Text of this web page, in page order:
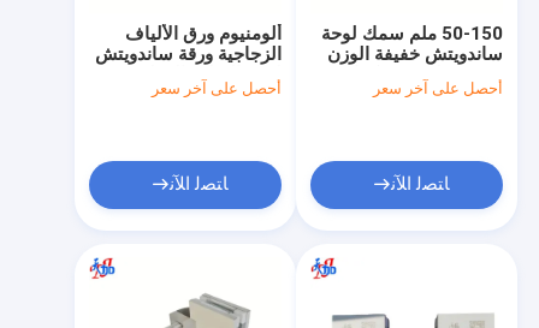
ألومنيوم ورق الألياف
الزجاجية ورقة ساندويتش
لوحة الصلب المغلف
المواد التي تواجه الطاقة
أحصل على آخر سعر
ﺎﺘﺼﻟ ﺍﻶﻧ
50-150 ملم سمك لوحة
ساندويتش خفيفة الوزن
مصممة لتحسين كفاءة
استخدام الطاقة في
أحصل على آخر سعر
ﺎﺘﺼﻟ ﺍﻶﻧ